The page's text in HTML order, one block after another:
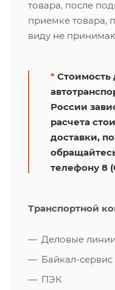
товара, после
приемке товара,
виду не
* Стоимость
России
расчета
доставки,
телефону 8
Транспортной
Деловые линии
Байкал-сервис
ПЭК